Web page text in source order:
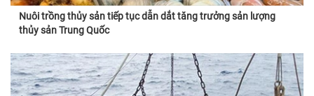
Nuôi trồng thủy sản tiếp tục dẫn dắt tăng trưởng sản lượng
thủy sản Trung Quốc